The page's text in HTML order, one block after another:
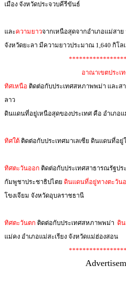
เมือง จังหวัดประจวบคีรีขันธ์
และความยาวจากเหนือสุดจากอำเภอแม่สาย
จังหวัดยะลา มีความยาวประมาณ 1,640 กิโล
อาณาเขตประเ
ทิศเหนือ ติดต่อกับประเทศสหภาพพม่า และ
ลาว
ดินแดนที่อยู่เหนือสุดของประเทศ คือ อำเภอแ
ทิศใต้ติดต่อกับประเทศมาเลเซีย ดินแดนที่อยู่
ทิศตะวันออก ติดต่อกับประเทศสาธารณรัฐป
กัมพูชาประชาธิปไตย ดินแดนที่อยู่ทางตะวัน
โขงเจียม จังหวัดอุบลราชธานี
ทิศตะวันตก ติดต่อกับประเทศสหภาพพม่า ดิ
แม่คง อำเภอแม่สะเรียง จังหวัดแม่ฮ่องสอน